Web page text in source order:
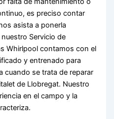
es preciso contar
asista a ponerla
Servicio de
Whirlpool contamos con el
y entrenado para
cuando se trata de reparar
de Llobregat. Nuestro
en el campo y la